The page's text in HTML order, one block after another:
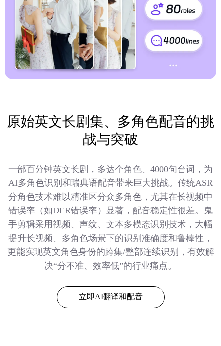
原始英文长剧集、多角色配音的挑
战与突破
一部百分钟英文长剧，多达个角色、4000句台词，为
AI多角色识别和瑞典语配音带来巨大挑战。传统ASR
分角色技术难以精准区分众多角色，尤其在长视频中
错误率（如DER错误率）显著，配音稳定性很差。鬼
手剪辑采用视频、声纹、文本多模态识别技术，大幅
提升长视频、多角色场景下的识别准确度和鲁棒性，
更能实现英文角色身份的跨集/整部连续识别，有效解
决“分不准、效率低”的行业痛点。
立即AI翻译和配音